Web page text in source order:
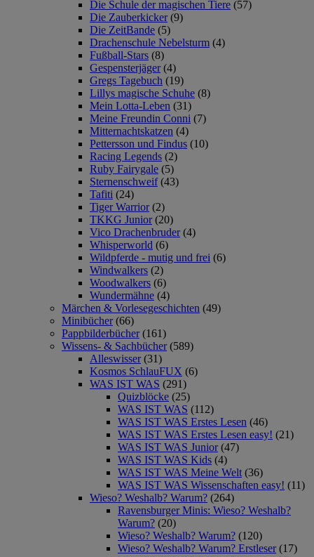
Die Schule der magischen Tiere (57)
Die Zauberkicker (9)
Die ZeitBande (5)
Drachenschule Nebelsturm (4)
Fußball-Stars (8)
Gespensterjäger (4)
Gregs Tagebuch (19)
Lillys magische Schuhe (8)
Mein Lotta-Leben (31)
Meine Freundin Conni (7)
Mitternachtskatzen (4)
Pettersson und Findus (10)
Racing Legends (2)
Ruby Fairygale (5)
Sternenschweif (43)
Tafiti (24)
Tiger Warrior (2)
TKKG Junior (20)
Vico Drachenbruder (4)
Whisperworld (6)
Wildpferde - mutig und frei (6)
Windwalkers (2)
Woodwalkers (6)
Wundermähne (4)
Märchen & Vorlesegeschichten (49)
Minibücher (66)
Pappbilderbücher (161)
Wissens- & Sachbücher (589)
Alleswisser (31)
Kosmos SchlauFUX (6)
WAS IST WAS (291)
Quizblöcke (25)
WAS IST WAS (112)
WAS IST WAS Erstes Lesen (46)
WAS IST WAS Erstes Lesen easy! (21)
WAS IST WAS Junior (47)
WAS IST WAS Kids (4)
WAS IST WAS Meine Welt (36)
WAS IST WAS Wissenschaften easy! (11)
Wieso? Weshalb? Warum? (264)
Ravensburger Minis: Wieso? Weshalb?
Warum? (20)
Wieso? Weshalb? Warum? (120)
Wieso? Weshalb? Warum? Erstleser (17)